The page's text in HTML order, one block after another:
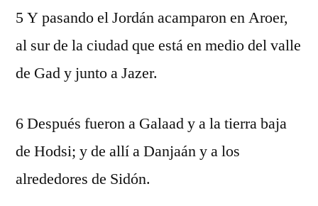
5 Y pasando el Jordán acamparon en Aroer,
al sur de la ciudad que está en medio del valle
de Gad y junto a Jazer.
6 Después fueron a Galaad y a la tierra baja
de Hodsi; y de allí a Danjaán y a los
alrededores de Sidón.